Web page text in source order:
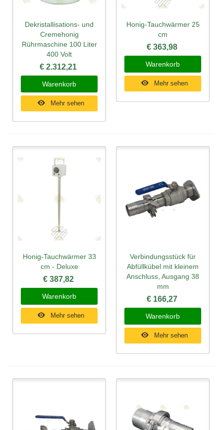
Dekristallisations- und
Cremehonig
Rührmaschine 100 Liter
400 Volt
€ 2.312,21
Warenkorb
Mehr sehen
Honig-Tauchwärmer 25
cm
€ 363,98
Warenkorb
Mehr sehen
Honig-Tauchwärmer 33
cm - Deluxe
€ 387,82
Warenkorb
Mehr sehen
Verbindungsstück für
Abfüllkübel mit kleinem
Anschluss, Ausgang 38
mm
€ 166,27
Warenkorb
Mehr sehen